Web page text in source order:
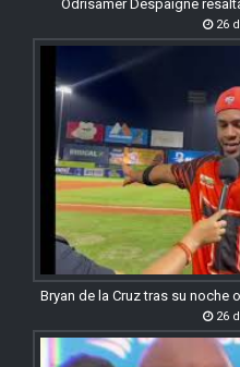
Odrisamer Despaigne
26
Bryan de la Cruz tras su noche
26